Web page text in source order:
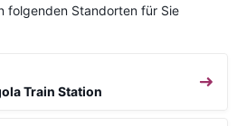
folgenden Standorten für Sie
Train Station